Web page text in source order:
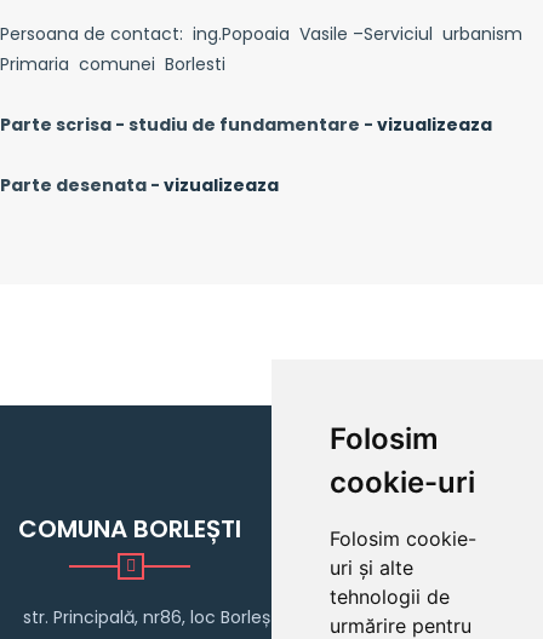
Folosim
cookie-uri
Folosim cookie-
uri și alte
tehnologii de
urmărire pentru
Persoana de contact: ing.Popoaia Vasile –Serviciul urbanism
Primaria comunei Borlesti
Parte scrisa - studiu de fundamentare - vizualizeaza
Parte desenata - vizualizeaza
COMUNA BORLEȘTI
str. Principală, nr86, loc Borlești